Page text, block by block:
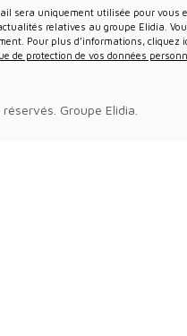
relatives au groupe Elidia.
Pour plus d’informations, cliquez
de protection de vos données
réservés. Groupe Elidia